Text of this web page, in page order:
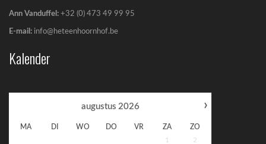
Ann Vanduffel: +32 (0) 473 49 99 95
E-mail: info@heteenhoornhof.be
Kalender
›
augustus 2026
MA DI WO DO VR ZA
ZO
1
2